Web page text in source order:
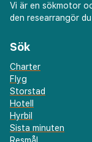
Vi är en sökmotor
den researrangör
Sök
Charter
Flyg
Storstad
Hotell
Hyrbil
Sista minuten